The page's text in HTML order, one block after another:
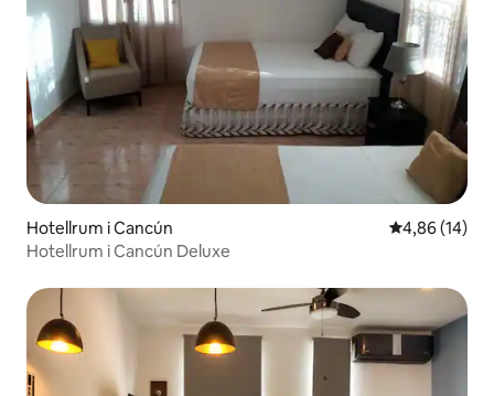
Hotellrum i Cancún 4,86 av 5 i
4,86 (14)
Hotellrum i Cancún Deluxe